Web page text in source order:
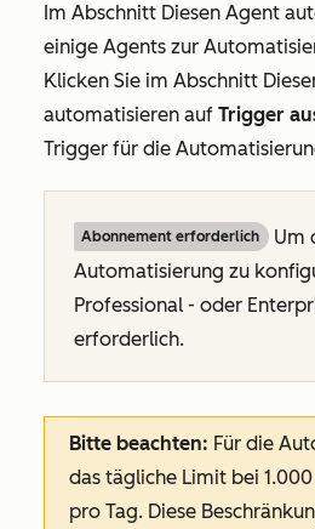
Im Abschnitt Diesen Agent
einige Agents zur
Klicken Sie im Abschnitt
automatisieren auf Trigger
Trigger für die
Abonnement erforderlich
Um
Automatisierung zu
Professional - oder
erforderlich.
Bitte beachten: Für die
das tägliche Limit bei
pro Tag. Diese